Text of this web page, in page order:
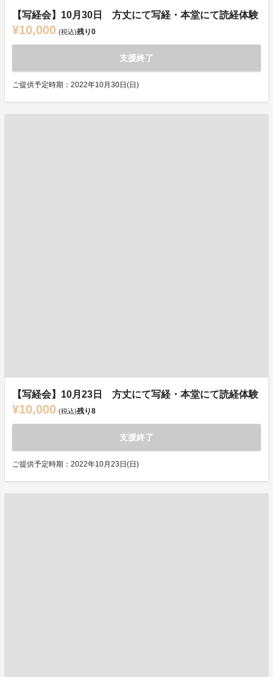
【写経会】10月30日 方丈にて写経・本堂にて読経体験
¥10,000 (税込)残り0
支援終了
ご提供予定時期：2022年10月30日(日)
【写経会】10月23日 方丈にて写経・本堂にて読経体験
¥10,000 (税込)残り8
支援終了
ご提供予定時期：2022年10月23日(日)